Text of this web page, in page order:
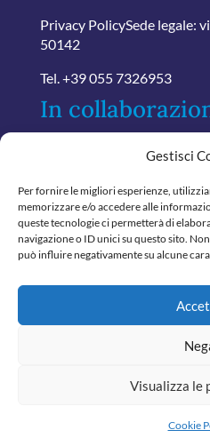
Gestisci
Per fornire le migliori esperienze,
memorizzare e/o accedere alle
queste tecnologie ci permetterà di
navigazione o ID unici su questo sito.
può influire negativamente su alcune
Visualizza le
Cookie
Privacy PolicySede legale:
50142
Tel. +39 055 7326953
In
© 2024 Tutti i
ABSOLUTE